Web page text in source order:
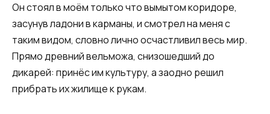
Он стоял в моём только что вымытом коридоре,
засунув ладони в карманы, и смотрел на меня с
таким видом, словно лично осчастливил весь мир.
Прямо древний вельможа, снизошедший до
дикарей: принёс им культуру, а заодно решил
прибрать их жилище к рукам.